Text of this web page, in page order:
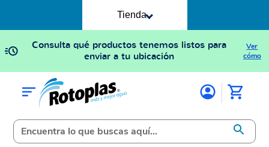
Tienda
Consulta qué productos tenemos listos para
enviar a tu ubicación
Ver
cómo